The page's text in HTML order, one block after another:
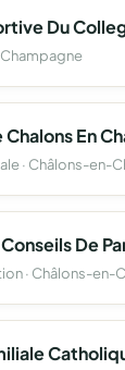
Chalons En
· Châlons-en-
· Châlons-en-